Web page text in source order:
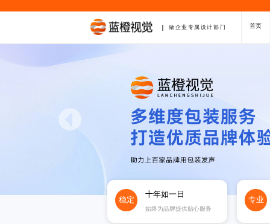
做企业专属设计部门 首页
稳定
十年如一日
始终为品牌提供贴心服务
专业